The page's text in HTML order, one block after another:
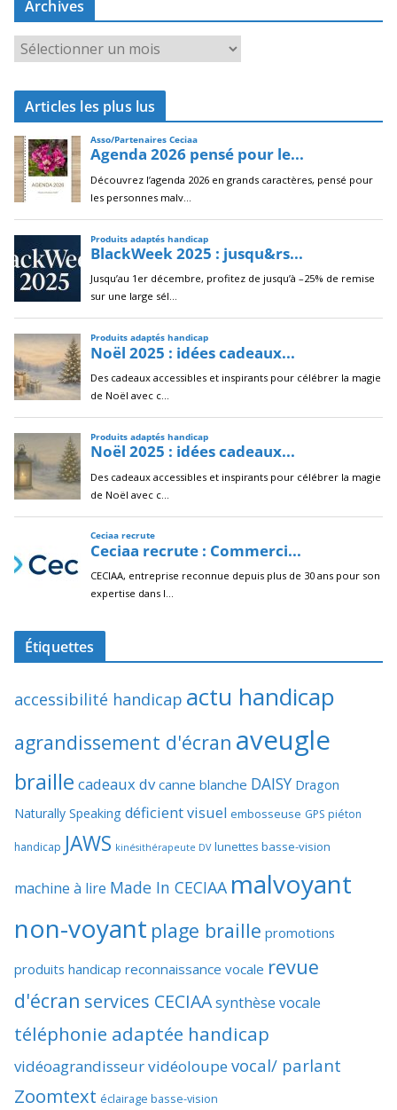
Archives
r
c
i
v
e
s
Articles les plus lus
Étiquettes
accessibilité handicap actu handicap
agrandissement d'écran aveugle
braille cadeaux dv canne blanche DAISY Dragon
Naturally Speaking déficient visuel embosseuse GPS piéton
handicap JAWS kinésithérapeute DV lunettes basse-vision
machine à lire Made In CECIAA malvoyant
non-voyant plage braille promotions
produits handicap reconnaissance vocale revue
d'écran services CECIAAsynthèse vocale
téléphonie adaptée handicap
vidéoagrandisseurvidéoloupevocal/ parlant
Zoomtext éclairage basse-vision